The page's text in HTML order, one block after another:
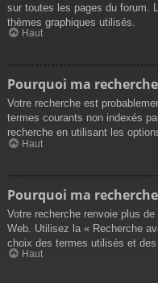
sur toutes les pages du forum.
thèmes graphiques utilisés.
Haut
Pourquoi ma
Votre recherche est
termes courants non indexés
recherche en utilisant les
Haut
Pourquoi ma
Votre recherche renvoie plus
Web. Utilisez la « Recherche
choix des termes utilisés et
Haut